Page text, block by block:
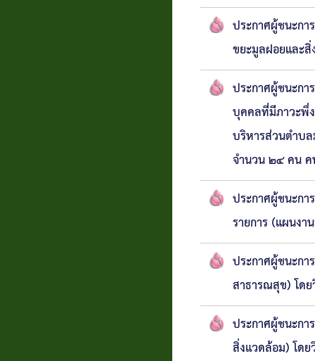
ประกาศผู้ชนะกา
ขยะมูลฝอยและสิ่
ประกาศผู้ชนะก
บุคคลที่มีภาวะพึ่
บริหารส่วนตำบ
จำนวน ๒๔ คน ค
ประกาศผู้ชนะกา
รายการ (แผนงา
ประกาศผู้ชนะก
สาธารณสุข) โดย
ประกาศผู้ชนะกา
สิ่งแวดล้อม) โดย